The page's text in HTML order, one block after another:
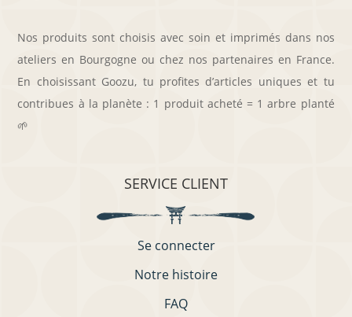
Nos produits sont choisis avec soin et imprimés dans nos
ateliers en Bourgogne ou chez nos partenaires en France.
En choisissant Goozu, tu profites d’articles uniques et tu
contribues à la planète : 1 produit acheté = 1 arbre planté
🌱
SERVICE CLIENT
Se connecter
Notre histoire
FAQ